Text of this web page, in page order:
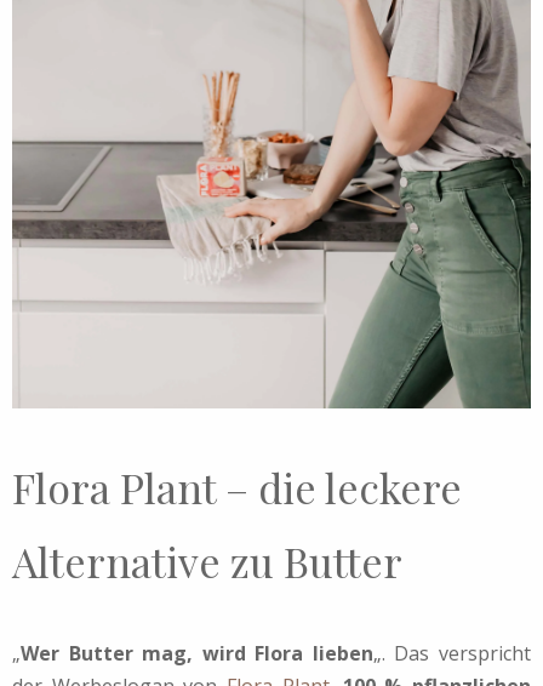
Flora Plant – die leckere
Alternative zu Butter
„Wer Butter mag, wird Flora lieben„. Das verspricht